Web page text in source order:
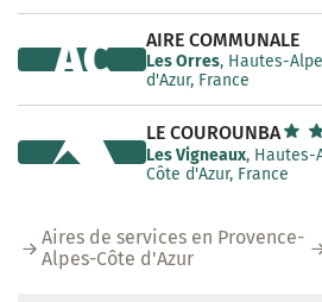
AIRE COMMUNALE
Les Orres, Hautes-
d'Azur, France
AC
LE COUROUNBA
Les Vigneaux, Hautes-
Côte d'Azur, France
Aires de services en Provence-
Alpes-Côte d'Azur